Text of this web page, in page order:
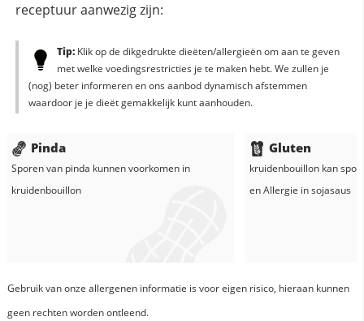
receptuur aanwezig zijn:
Tip:Klik op de dikgedrukte dieëten/allergieën om aan te geven
met welke voedingsrestricties je te maken hebt. We zullen je
(nog) beter informeren en ons aanbod dynamisch afstemmen
waardoor je je dieët gemakkelijk kunt aanhouden.
Pinda
Sporen van pinda kunnen voorkomen in
kruidenbouillon
Gluten
kruidenbouillonkan
enAllergie insojasaus
Gebruik van onze allergenen informatie is voor eigen risico, hieraan kunnen
geen rechten worden ontleend.